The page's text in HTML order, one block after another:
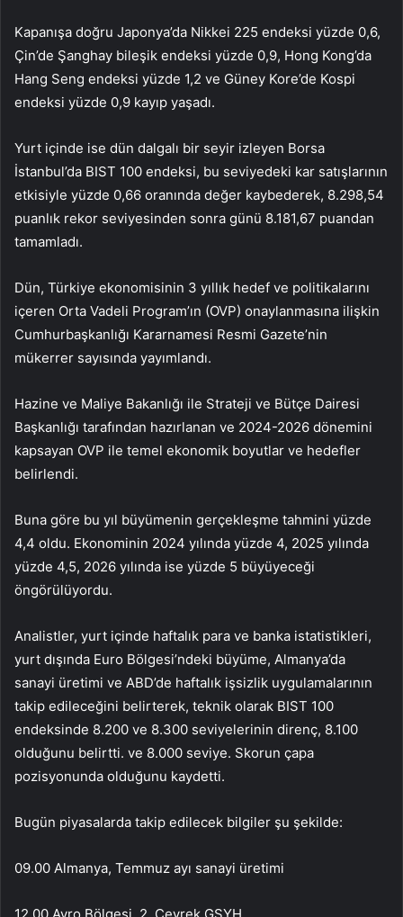
Kapanışa doğru Japonya’da Nikkei 225 endeksi yüzde 0,6,
Çin’de Şanghay bileşik endeksi yüzde 0,9, Hong Kong’da
Hang Seng endeksi yüzde 1,2 ve Güney Kore’de Kospi
endeksi yüzde 0,9 kayıp yaşadı.
Yurt içinde ise dün dalgalı bir seyir izleyen Borsa
İstanbul’da BIST 100 endeksi, bu seviyedeki kar satışlarının
etkisiyle yüzde 0,66 oranında değer kaybederek, 8.298,54
puanlık rekor seviyesinden sonra günü 8.181,67 puandan
tamamladı.
Dün, Türkiye ekonomisinin 3 yıllık hedef ve politikalarını
içeren Orta Vadeli Program’ın (OVP) onaylanmasına ilişkin
Cumhurbaşkanlığı Kararnamesi Resmi Gazete’nin
mükerrer sayısında yayımlandı.
Hazine ve Maliye Bakanlığı ile Strateji ve Bütçe Dairesi
Başkanlığı tarafından hazırlanan ve 2024-2026 dönemini
kapsayan OVP ile temel ekonomik boyutlar ve hedefler
belirlendi.
Buna göre bu yıl büyümenin gerçekleşme tahmini yüzde
4,4 oldu. Ekonominin 2024 yılında yüzde 4, 2025 yılında
yüzde 4,5, 2026 yılında ise yüzde 5 büyüyeceği
öngörülüyordu.
Analistler, yurt içinde haftalık para ve banka istatistikleri,
yurt dışında Euro Bölgesi’ndeki büyüme, Almanya’da
sanayi üretimi ve ABD’de haftalık işsizlik uygulamalarının
takip edileceğini belirterek, teknik olarak BIST 100
endeksinde 8.200 ve 8.300 seviyelerinin direnç, 8.100
olduğunu belirtti. ve 8.000 seviye. Skorun çapa
pozisyonunda olduğunu kaydetti.
Bugün piyasalarda takip edilecek bilgiler şu şekilde:
09.00 Almanya, Temmuz ayı sanayi üretimi
12.00 Avro Bölgesi, 2. Çeyrek GSYH